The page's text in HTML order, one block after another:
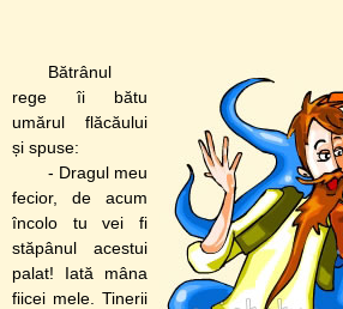
Bătrânul
rege îi bătu
umărul flăcăului
și spuse:
- Dragul meu
fecior, de acum
încolo tu vei fi
stăpânul acestui
palat! Iată mâna
fiicei mele. Tinerii